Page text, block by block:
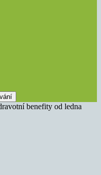
benefity od ledna